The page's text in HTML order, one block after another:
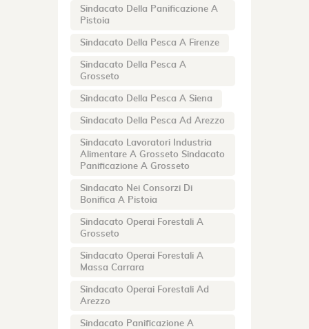
Sindacato Della Panificazione A
Pistoia
Sindacato Della Pesca A Firenze
Sindacato Della Pesca A
Grosseto
Sindacato Della Pesca A Siena
Sindacato Della Pesca Ad Arezzo
Sindacato Lavoratori Industria
Alimentare A Grosseto Sindacato
Panificazione A Grosseto
Sindacato Nei Consorzi Di
Bonifica A Pistoia
Sindacato Operai Forestali A
Grosseto
Sindacato Operai Forestali A
Massa Carrara
Sindacato Operai Forestali Ad
Arezzo
Sindacato Panificazione A